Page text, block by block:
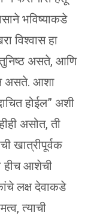
भविष्याकडे
विश्वास हा
असते, आणि
असते. आशा
होईल” अशी
असोत, ती
खात्रीपूर्वक
हीच आशेची
लक्ष देवाकडे
त्याची